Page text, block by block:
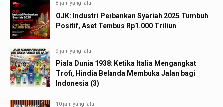
8 jam yang lalu
OJK: Industri Perbankan Syariah 2025 Tumbuh
Positif, Aset Tembus Rp1.000 Triliun
9 jam yang lalu
Piala Dunia 1938: Ketika Italia Mengangkat
Trofi, Hindia Belanda Membuka Jalan bagi
Indonesia (3)
10 jam yang lalu